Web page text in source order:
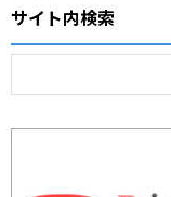
サイト内検索